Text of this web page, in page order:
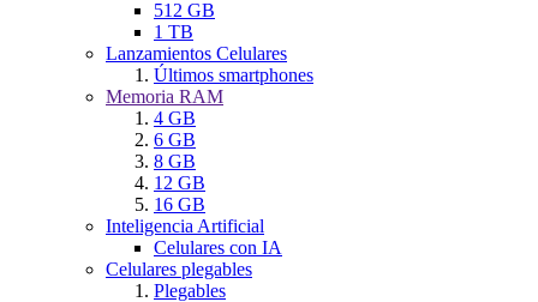
512 GB
1 TB
Lanzamientos Celulares
Últimos smartphones
Memoria RAM
4 GB
6 GB
8 GB
12 GB
16 GB
Inteligencia Artificial
Celulares con IA
Celulares plegables
Plegables